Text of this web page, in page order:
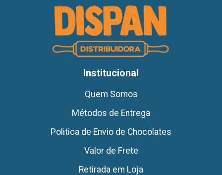
Institucional
Quem Somos
Métodos de Entrega
Politica de Envio de Chocolates
Valor de Frete
Retirada em Loja